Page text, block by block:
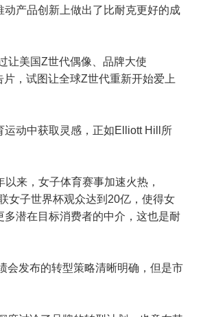
产品创新上做出了比耐克更好的成
让美国Z世代偶像、品牌大使
，试图让全球Z世代重新开始爱上
运动中获取灵感，正如Elliott Hill所
来，女子体育赛事加速火热，
女子世界杯观众达到20亿，使得女
潜在目标消费者的中介，这也是耐
会发布的转型策略清晰明确，但是市